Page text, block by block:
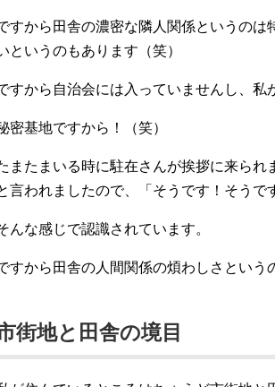
すから田舎の濃密な隣人関係というの
というのもあります（笑）
すから自治会には入っていませんし、
密基地ですから！（笑）
またまいる時に駐在さんが挨拶に来ら
言われましたので、「そうです！そう
んな感じで認識されています。
すから田舎の人間関係の煩わしさという
街地と田舎の境目